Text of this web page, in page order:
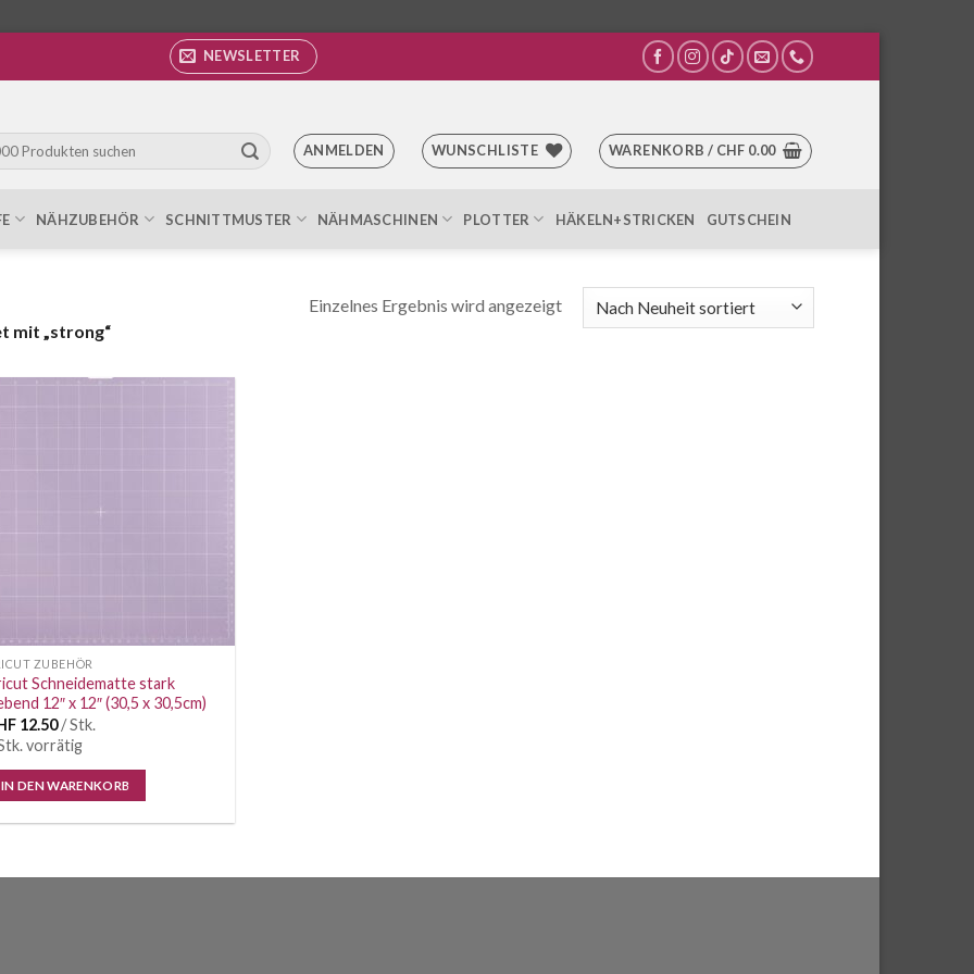
NEWSLETTER
ANMELDEN WUNSCHLISTE WARENKORB / CHF 0.00
NÄHZUBEHÖR SCHNITTMUSTER NÄHMASCHINEN PLOTTER HÄKELN+STRICKEN GUTSCHEIN
mit „strong“
Einzelnes Ergebnis wird angezeigt
ZUBEHÖR
Schneidematte stark
12″ x 12″ (30,5 x 30,5cm)
12.50/ Stk.
vorrätig
IN DEN WARENKORB